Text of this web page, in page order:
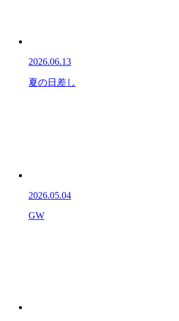
2026.06.13
夏の日差し
2026.05.04
GW